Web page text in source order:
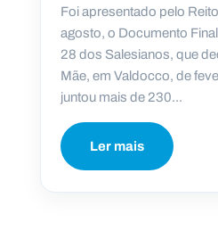
Foi apresentado pelo
agosto, o Documento
28 dos Salesianos, que
Mãe, em Valdocco, de
juntou mais de 230...
Ler mais